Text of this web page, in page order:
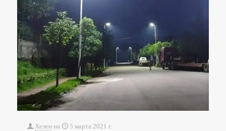
Хелен на 5 марта 2021 г.